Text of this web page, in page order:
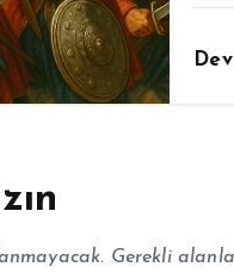
Gerekli